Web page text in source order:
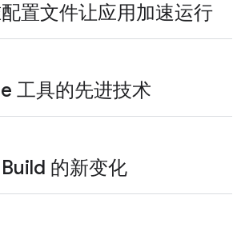
置文件让应用加速运行
工具的先进技术
的新变化